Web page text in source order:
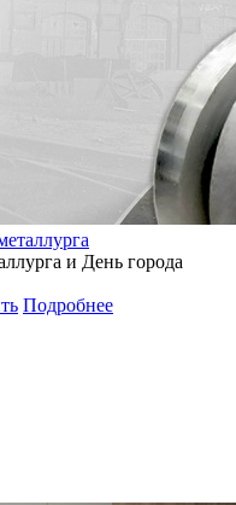
и День города
Подробнее